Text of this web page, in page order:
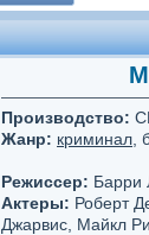
Производство:
Жанр: криминал
Режиссер: Барри
Актеры: Роберт
Джарвис, Майкл